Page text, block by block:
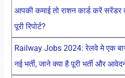
आपकी कमाई तो राशन कार्ड करें सरेंडर
पूरी रिपोर्ट?
Railway Jobs 2024: रेलवे मे एक
नई भर्ती, जाने क्या है पूरी भर्ती और